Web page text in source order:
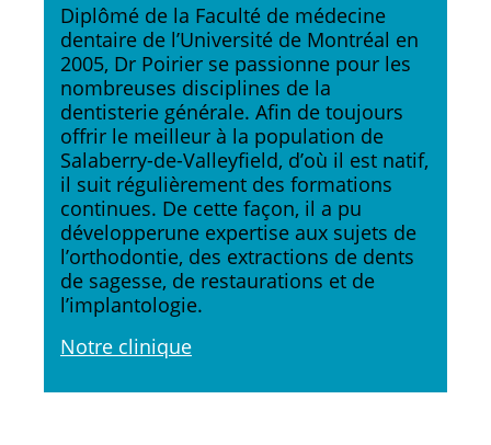
Diplômé de la Faculté de médecine
dentaire de l’Université de Montréal en
2005, Dr Poirier se passionne pour les
nombreuses disciplines de la
dentisterie générale. Afin de toujours
offrir le meilleur à la population de
Salaberry-de-Valleyfield, d’où il est natif,
il suit régulièrement des formations
continues. De cette façon, il a pu
développerune expertise aux sujets de
l’orthodontie, des extractions de dents
de sagesse, de restaurations et de
l’implantologie.
Notre clinique